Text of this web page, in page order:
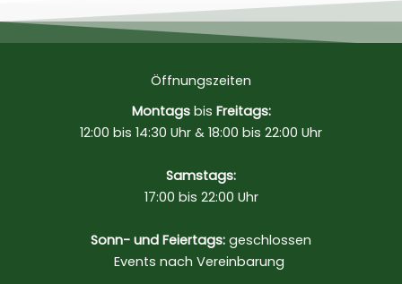
Öffnungszeiten
Montags bis Freitags:
12:00 bis 14:30 Uhr & 18:00 bis 22:00 Uhr
Samstags:
17:00 bis 22:00 Uhr
Sonn- und Feiertags: geschlossen
Events nach Vereinbarung ​